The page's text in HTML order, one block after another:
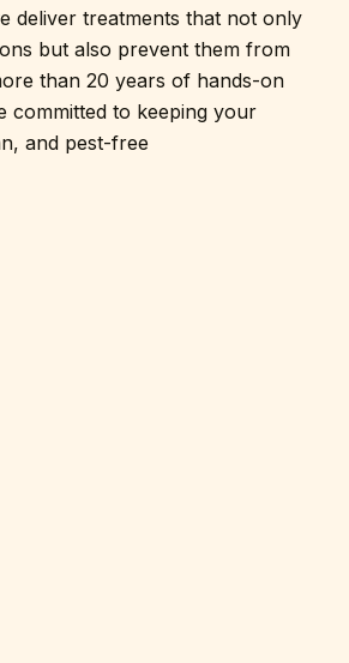
deliver treatments that not only
but also prevent them from
than 20 years of hands-on
committed to keeping your
and pest-free